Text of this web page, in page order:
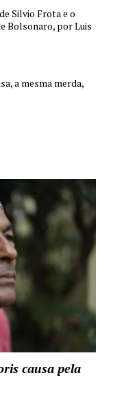
Silvio Frota e o
Bolsonaro, por Luis
a mesma merda,
causa pela